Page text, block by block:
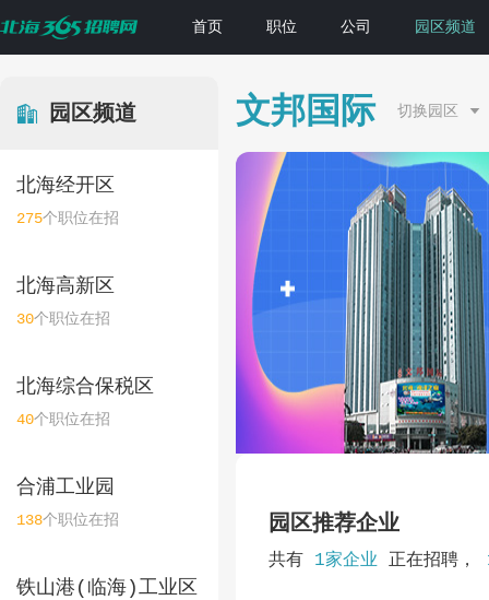
首页 职位 公司 园区频道
园区频道
北海经开区
275个职位在招
北海高新区
30个职位在招
北海综合保税区
40个职位在招
合浦工业园
138个职位在招
铁山港(临海)工业区
文邦国际 切换园区
园区推荐企业
共有 1家企业 正在招聘，